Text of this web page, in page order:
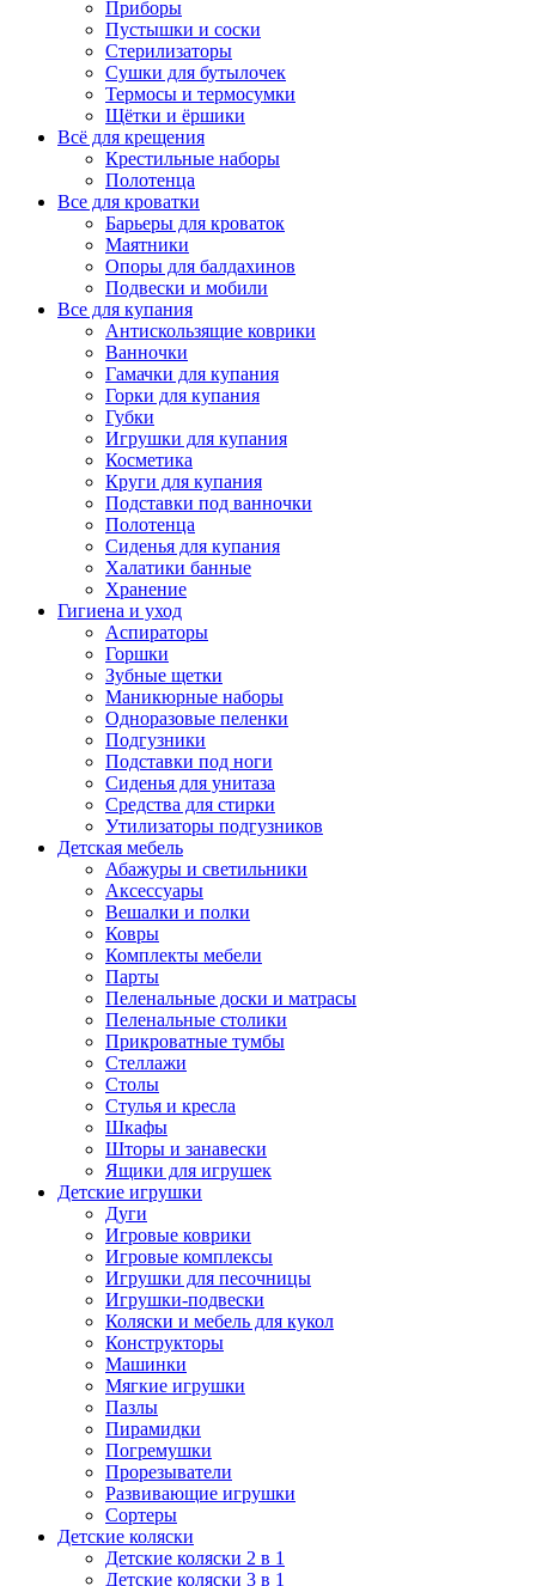
Приборы
Пустышки и соски
Стерилизаторы
Сушки для бутылочек
Термосы и термосумки
Щётки и ёршики
Всё для крещения
Крестильные наборы
Полотенца
Все для кроватки
Барьеры для кроваток
Маятники
Опоры для балдахинов
Подвески и мобили
Все для купания
Антискользящие коврики
Ванночки
Гамачки для купания
Горки для купания
Губки
Игрушки для купания
Косметика
Круги для купания
Подставки под ванночки
Полотенца
Сиденья для купания
Халатики банные
Хранение
Гигиена и уход
Аспираторы
Горшки
Зубные щетки
Маникюрные наборы
Одноразовые пеленки
Подгузники
Подставки под ноги
Сиденья для унитаза
Средства для стирки
Утилизаторы подгузников
Детская мебель
Абажуры и светильники
Аксессуары
Вешалки и полки
Ковры
Комплекты мебели
Парты
Пеленальные доски и матрасы
Пеленальные столики
Прикроватные тумбы
Стеллажи
Столы
Стулья и кресла
Шкафы
Шторы и занавески
Ящики для игрушек
Детские игрушки
Дуги
Игровые коврики
Игровые комплексы
Игрушки для песочницы
Игрушки-подвески
Коляски и мебель для кукол
Конструкторы
Машинки
Мягкие игрушки
Пазлы
Пирамидки
Погремушки
Прорезыватели
Развивающие игрушки
Сортеры
Детские коляски
Детские коляски 2 в 1
Детские коляски 3 в 1